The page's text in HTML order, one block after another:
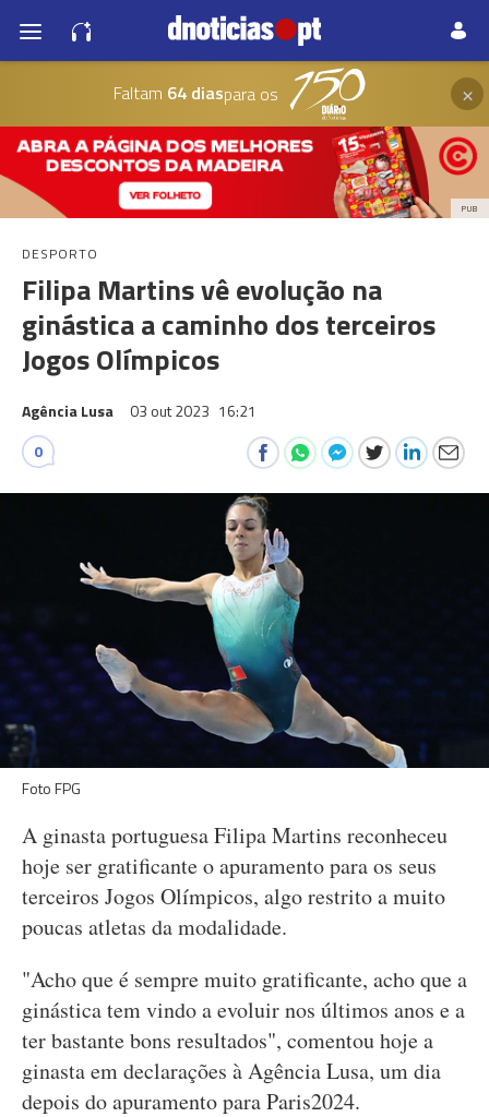
Faltam 64 diaspara os ×
PUB
DESPORTO
Filipa Martins vê evolução na
ginástica a caminho dos terceiros
Jogos Olímpicos
Agência Lusa 03 out 2023 16:21
0
Foto FPG
A ginasta portuguesa Filipa Martins reconheceu
hoje ser gratificante o apuramento para os seus
terceiros Jogos Olímpicos, algo restrito a muito
poucas atletas da modalidade.
"Acho que é sempre muito gratificante, acho que a
ginástica tem vindo a evoluir nos últimos anos e a
ter bastante bons resultados", comentou hoje a
ginasta em declarações à Agência Lusa, um dia
depois do apuramento para Paris2024.